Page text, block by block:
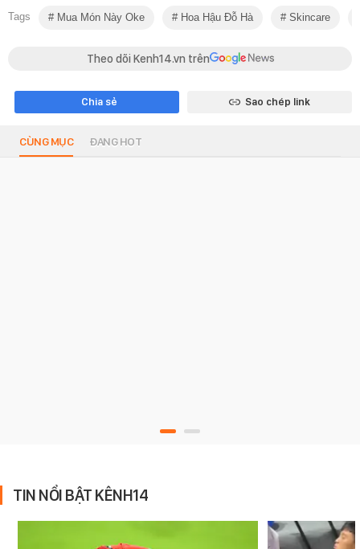
Tags Mua Món Này Oke Hoa Hậu Đỗ Hà Skincare
Theo dõi Kenh14.vn trên
Chia sẻ Sao chép link
CÙNG MỤC ĐANG HOT
TIN NỔI BẬT KÊNH14